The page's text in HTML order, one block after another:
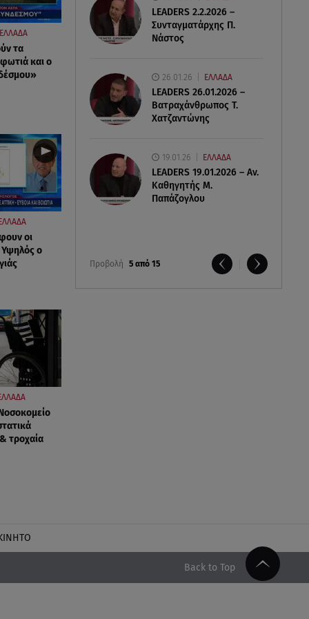
LEADERS 2.2.2026 –
Συνταγματάρχης Π.
Νάστος
26.01.26 ΕΛΛΑΔΑ
LEADERS 26.01.2026 –
Βατραχάνθρωπος Τ.
Χατζαντώνης
19.01.26 ΕΛΛΑΔΑ
LEADERS 19.01.2026 – Αν.
Καθηγητής Μ.
Παπάζογλου
Προβολή 5 από 15
ΕΛΛΑΔΑ
τα
και ο
ΕΛΛΑΔΑ
οι
Υψηλός ο
τροχαία
Back to Top